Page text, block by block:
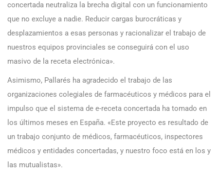
concertada neutraliza la brecha digital con un funcionamiento
que no excluye a nadie. Reducir cargas burocráticas y
desplazamientos a esas personas y racionalizar el trabajo de
nuestros equipos provinciales se conseguirá con el uso
masivo de la receta electrónica».
Asimismo, Pallarés ha agradecido el trabajo de las
organizaciones colegiales de farmacéuticos y médicos para el
impulso que el sistema de e-receta concertada ha tomado en
los últimos meses en España. «Este proyecto es resultado de
un trabajo conjunto de médicos, farmacéuticos, inspectores
médicos y entidades concertadas, y nuestro foco está en los y
las mutualistas».